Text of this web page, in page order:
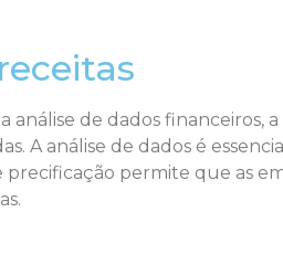
de dados financeiros,
A análise de dados é
permite que as